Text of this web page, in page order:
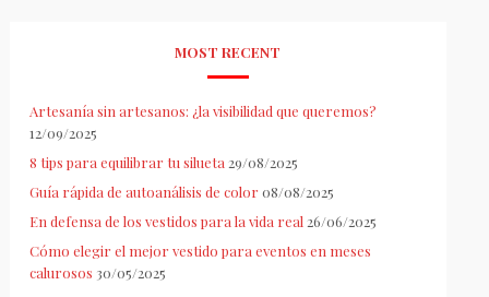
MOST RECENT
Artesanía sin artesanos: ¿la visibilidad que queremos?
12/09/2025
8 tips para equilibrar tu silueta 29/08/2025
Guía rápida de autoanálisis de color 08/08/2025
En defensa de los vestidos para la vida real 26/06/2025
Cómo elegir el mejor vestido para eventos en meses
calurosos 30/05/2025